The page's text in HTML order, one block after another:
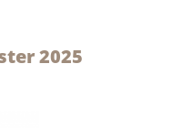
2025